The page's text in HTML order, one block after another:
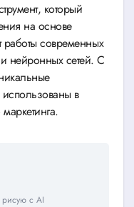
который
на основе
работы современных
нейронных сетей. С
в
с AI